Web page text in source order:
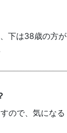
下は38歳の方が
ので、気になる